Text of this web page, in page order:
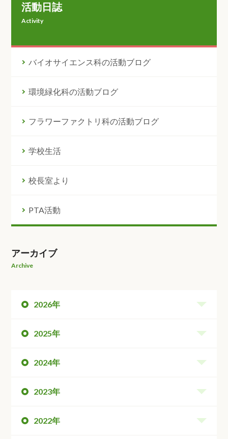
活動日誌
Activity
バイオサイエンス科の活動ブログ
環境緑化科の活動ブログ
フラワーファクトリ科の活動ブログ
学校生活
校長室より
PTA活動
アーカイブ
Archive
2026年
2025年
2024年
2023年
2022年